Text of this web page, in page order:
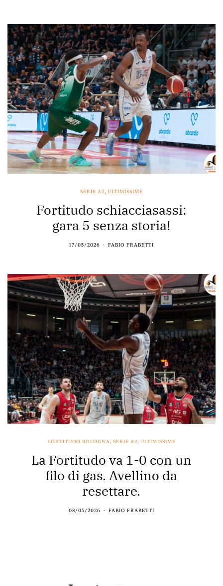
SERIE A2, ULTIMISSIME
Fortitudo schiacciasassi:
gara 5 senza storia!
17/05/2026 FABIO FRABETTI
FORTITUDO BOLOGNA, SERIE A2, ULTIMISSIME
La Fortitudo va 1-0 con un
filo di gas. Avellino da
resettare.
08/05/2026 FABIO FRABETTI